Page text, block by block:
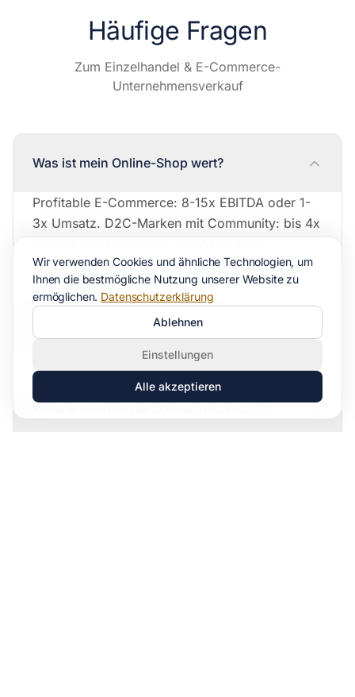
Häufige Fragen
Zum Einzelhandel & E-Commerce-
Unternehmensverkauf
Was ist mein Online-Shop wert?
Profitable E-Commerce: 8-15x EBITDA oder 1-
3x Umsatz. D2C-Marken mit Community: bis 4x
Wie wichtig ist Profitabilität im E-
Commerce?
Wir verwenden Cookies und ähnliche Technologien, um
Ihnen die bestmögliche Nutzung unserer Website zu
ermöglichen. Datenschutzerklärung
Ablehnen
Einstellungen
Alle akzeptieren